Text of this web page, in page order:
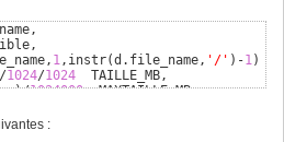
1,instr(d.file_name, '/' ) -1)
/1024/1024
  TAILLE_MB,
)/1024000
d.autoextensible, substr
: